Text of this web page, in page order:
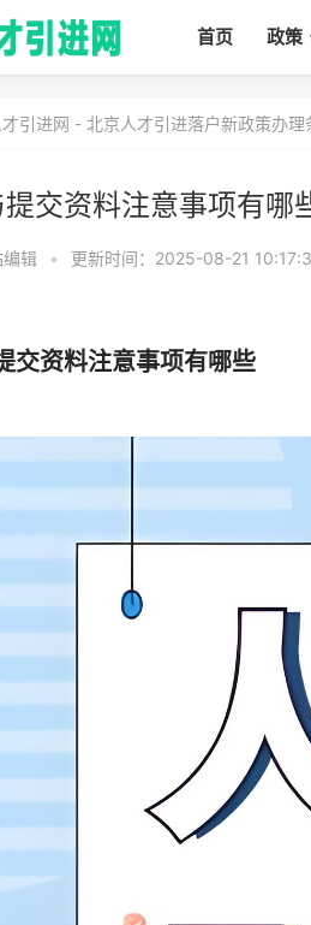
首页 政策
引进网 - 北京人才引进落户新政策办
交资料注意事项有哪
辑 • 更新时间：2025-08-21
交资料注意事项有哪些